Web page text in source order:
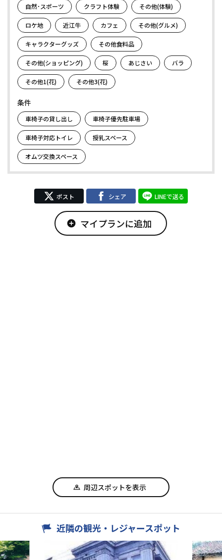
自然･スポーツ クラフト体験 その他(体験)
ロケ地 近江牛 カフェ その他(グルメ)
キャラクターグッズ その他食料品
その他(ショッピング) 桜 あじさい バラ
その他1(花) その他3(花)
条件
車椅子の貸し出し 車椅子優先駐車場
車椅子対応トイレ 授乳スペース
オムツ交換スペース
ポスト シェア LINEで送る
add_circle マイプランに追加
周辺スポットを表示
近隣の観光・レジャースポット